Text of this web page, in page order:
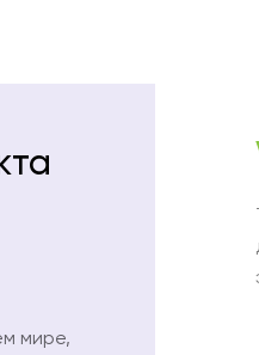
мире,